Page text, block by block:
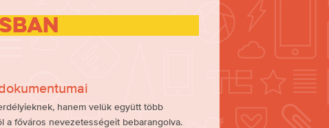
hanem velük együtt több
a főváros nevezetességeit bebarangolva.